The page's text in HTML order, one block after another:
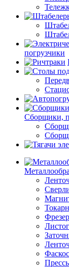
погрузчики
Сборщики,